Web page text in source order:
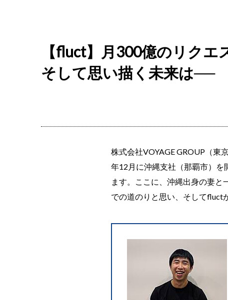
【fluct】月300億のリク
そして思い描く未来は──
株式会社VOYAGE GROUP（東
年12月に沖縄支社（那覇市）
ます。ここに、沖縄出身の妻と
での道のりと思い、そしてfluct